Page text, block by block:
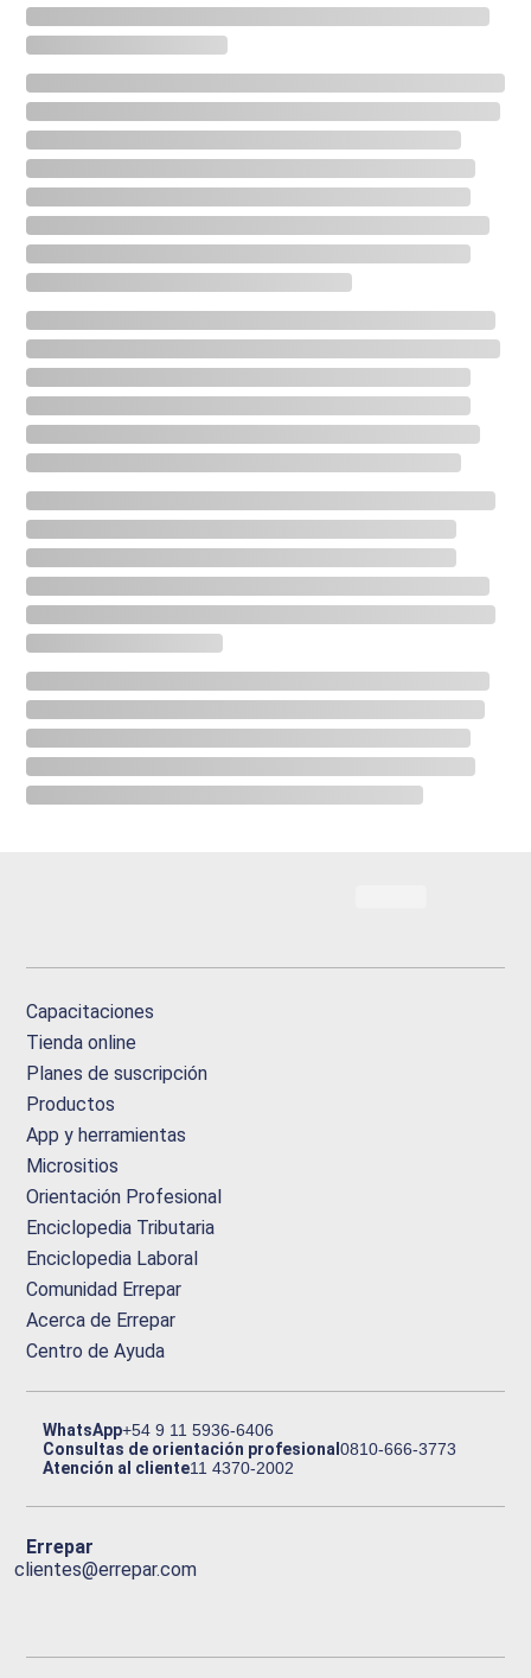
Capacitaciones
Tienda online
Planes de suscripción
Productos
App y herramientas
Micrositios
Orientación Profesional
Enciclopedia Tributaria
Enciclopedia Laboral
Comunidad Errepar
Acerca de Errepar
Centro de Ayuda
WhatsApp+54 9 11 5936-6406
Consultas de orientación profesional0810-666-3773
Atención al cliente11 4370-2002
Errepar
clientes@errepar.com